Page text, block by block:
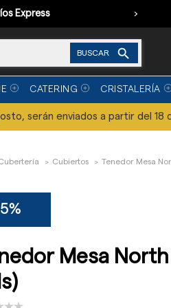
Express ›
BUSCAR 
CATERING CRISTALERÍA
serán enviados a partir del
Cubiertos Tenedor Mesa
Mesa North